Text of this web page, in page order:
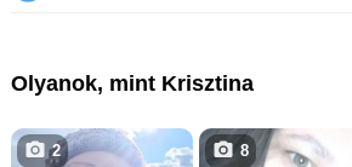
Olyanok, mint Krisztina
2 8